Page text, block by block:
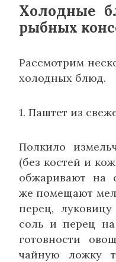
Холодные
рыбных
Рассмотрим
холодных блюд.
1. Паштет из
Полкило
(без костей и
обжаривают на
же помещают
перец,
соль и перец
готовности
чайную ложку